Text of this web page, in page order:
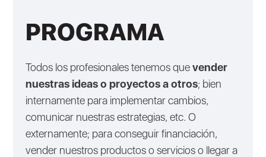
PROGRAMA
Todos los profesionales tenemos quevender
nuestras ideas o proyectos a otros; bien
internamente para implementar cambios,
comunicar nuestras estrategias, etc. O
externamente; para conseguir financiación,
vender nuestros productos o servicios o llegar a